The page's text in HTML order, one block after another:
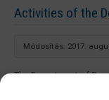
Activities of the
Módosítás: 2017.
The Department of